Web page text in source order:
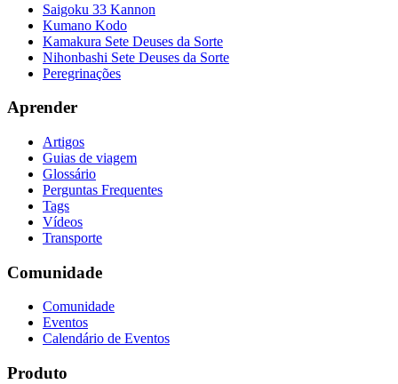
Saigoku 33 Kannon
Kumano Kodo
Kamakura Sete Deuses da Sorte
Nihonbashi Sete Deuses da Sorte
Peregrinações
Aprender
Artigos
Guias de viagem
Glossário
Perguntas Frequentes
Tags
Vídeos
Transporte
Comunidade
Comunidade
Eventos
Calendário de Eventos
Produto